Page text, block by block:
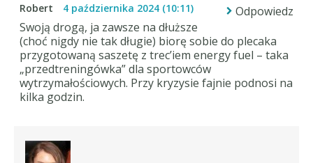
Robert 4 października 2024 (10:11)
Odpowiedz
Swoją drogą, ja zawsze na dłuższe
(choć nigdy nie tak długie) biorę sobie do plecaka
przygotowaną saszetę z trec’iem energy fuel – taka
„przedtreningówka” dla sportowców
wytrzymałościowych. Przy kryzysie fajnie podnosi na
kilka godzin.